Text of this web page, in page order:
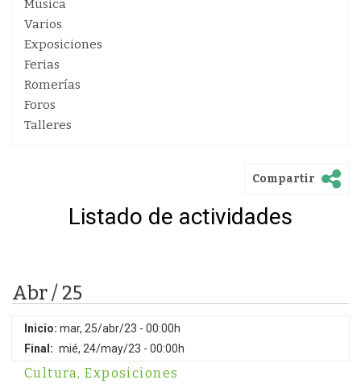
Música
Varios
Exposiciones
Ferias
Romerías
Foros
Talleres
Compartir
Listado de actividades
Abr / 25
Inicio: mar, 25/abr/23 - 00:00h
Final: mié, 24/may/23 - 00:00h
Cultura, Exposiciones